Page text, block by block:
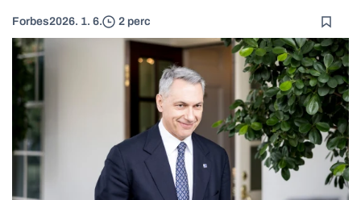
Forbes2026. 1. 6. 2 perc